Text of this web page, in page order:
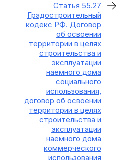
Статья 55.27
Градостроительный
кодекс РФ. Договор
об освоении
территории в целях
строительства и
эксплуатации
наемного дома
социального
использования,
договор об освоении
территории в целях
строительства и
эксплуатации
наемного дома
коммерческого
использования